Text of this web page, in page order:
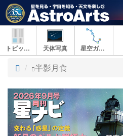
トピックス 天体写真 星空ガイド
ト
プ
半影月食